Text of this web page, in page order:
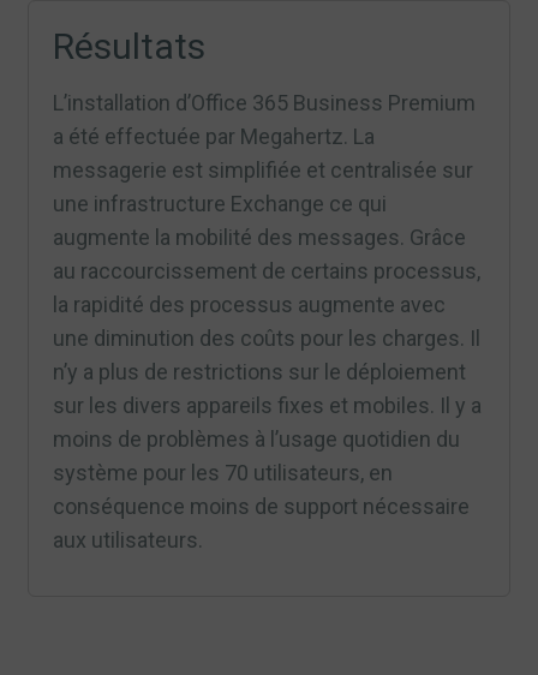
Résultats
L’installation d’Office 365 Business Premium
a été effectuée par Megahertz. La
messagerie est simplifiée et centralisée sur
une infrastructure Exchange ce qui
augmente la mobilité des messages. Grâce
au raccourcissement de certains processus,
la rapidité des processus augmente avec
une diminution des coûts pour les charges. Il
n’y a plus de restrictions sur le déploiement
sur les divers appareils fixes et mobiles. Il y a
moins de problèmes à l’usage quotidien du
système pour les 70 utilisateurs, en
conséquence moins de support nécessaire
aux utilisateurs.